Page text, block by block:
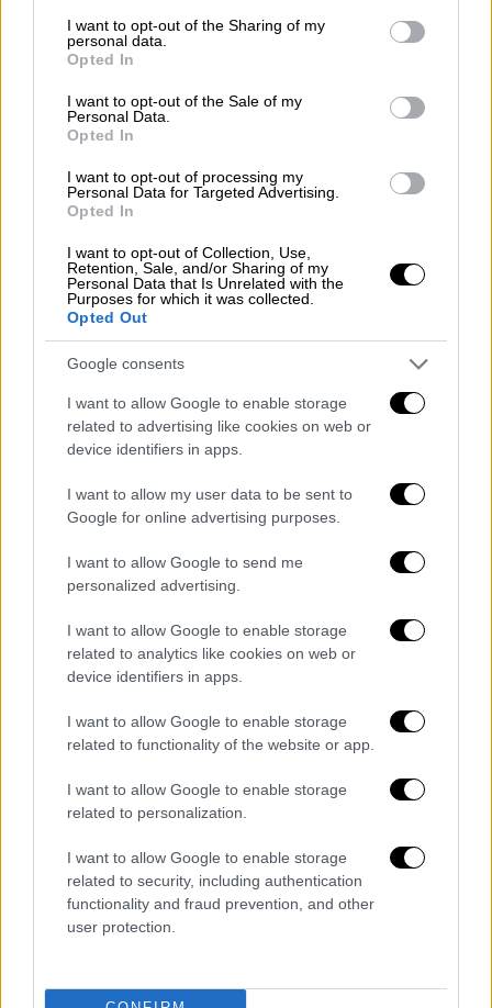
not limited to your visit or usage behaviour. You may click to
grant or deny consent to Google and its third-party tags to
use your data for below specified purposes in below Google
consent section.
I want to opt-out of the Sharing of my
personal data.
Opted In
I want to opt-out of the Sale of my
Personal Data.
Opted In
I want to opt-out of processing my
Personal Data for Targeted Advertising.
Opted In
I want to opt-out of Collection, Use,
Retention, Sale, and/or Sharing of my
Personal Data that Is Unrelated with the
Purposes for which it was collected.
Opted Out
Google consents
I want to allow Google to enable storage
related to advertising like cookies on web or
device identifiers in apps.
I want to allow my user data to be sent to
Google for online advertising purposes.
I want to allow Google to send me
personalized advertising.
I want to allow Google to enable storage
related to analytics like cookies on web or
device identifiers in apps.
I want to allow Google to enable storage
related to functionality of the website or app.
I want to allow Google to enable storage
related to personalization.
I want to allow Google to enable storage
related to security, including authentication
functionality and fraud prevention, and other
user protection.
αναντικατάστατη ακόμη και στην εποχή της
κυριαρχίας της τεχνολογίας.
Η τοποθεσία —ανάμεσα στον πεζόδρομο της
Ερμού, την Αρχαία Αγορά και τον
προσφέρειιδανικό περιβάλλον για
εκδηλώσεις, ενώ ο κήπος μπορεί να
φιλοξενεί δράσεις φιλαναγνωσίας και
πολιτισμού. Η υπουργός σημείωσε ότι το
κτήριο είχε περιέλθει σε παρακμή και
αποκαταστάθηκε πλήρως από το υπουργείο,
συμβάλλοντας και στην αναβάθμιση της
περιοχής.
Η μεγάλη βεράντα με κτιστό στηθαίο με θέα προς την Πλάκα
του κτιρίου
Το ακίνητο απαλλοτριώθηκε το 1973 για
αρχαιολογικούς σκοπούς, ενώ χρονολογείται
στις αρχές του 20ού αιώνα, όταν αποτελούσε
Γεωργίου Κ. Βεντούρη. Όνομα που συναντάται